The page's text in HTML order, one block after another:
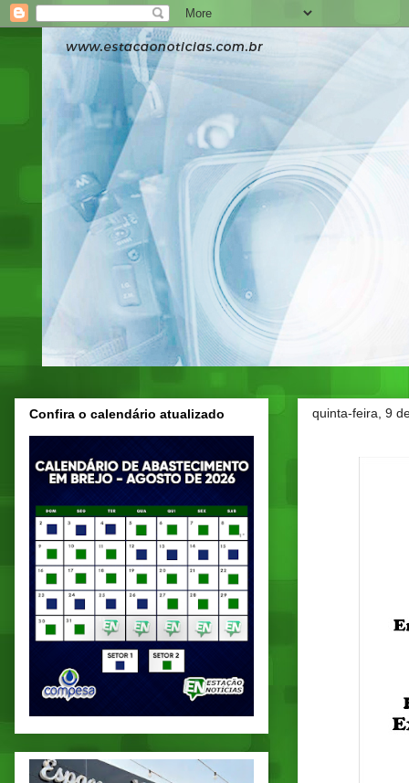
quinta-feira, 9
Confira o calendário atualizado